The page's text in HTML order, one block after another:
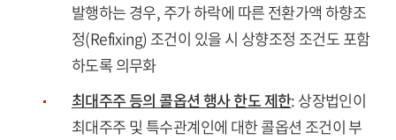
발행하는 경우, 주가 하락에 따른 전환가액 하향조
정(Refixing) 조건이 있을 시 상향조정 조건도 포함
하도록 의무화
최대주주 등의 콜옵션 행사 한도 제한: 상장법인이
최대주주 및 특수관계인에 대한 콜옵션 조건이 부